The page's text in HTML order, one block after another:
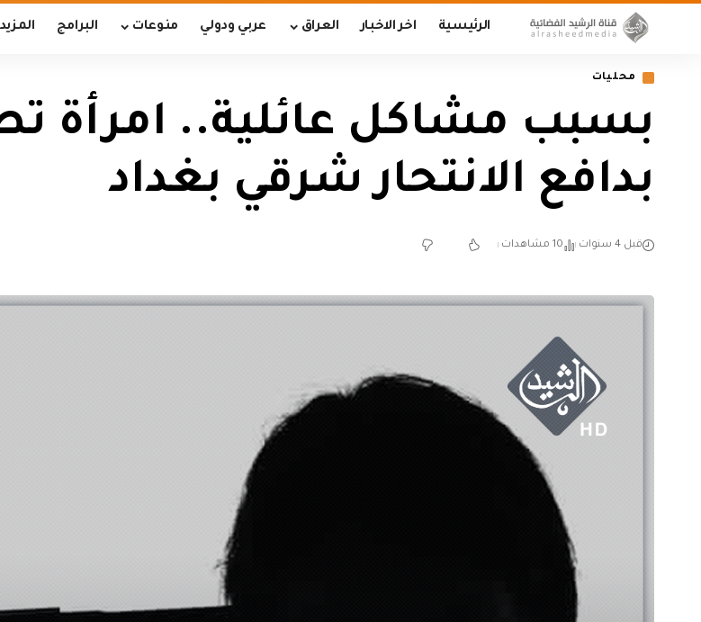
الرئيسية اخر الاخبار العراق عربي ودولي منوعات البرامج المزيد
محليات
بسبب مشاكل عائلية.. امرأة
بدافع الانتحار شرقي بغداد
قبل 4 سنوات 10 مشاهدات